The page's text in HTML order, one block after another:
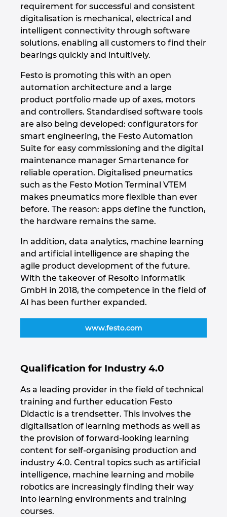
requirement for successful and consistent
digitalisation is mechanical, electrical and
intelligent connectivity through software
solutions, enabling all customers to find their
bearings quickly and intuitively.
Festo is promoting this with an open
automation architecture and a large
product portfolio made up of axes, motors
and controllers. Standardised software tools
are also being developed: configurators for
smart engineering, the Festo Automation
Suite for easy commissioning and the digital
maintenance manager Smartenance for
reliable operation. Digitalised pneumatics
such as the Festo Motion Terminal VTEM
makes pneumatics more flexible than ever
before. The reason: apps define the function,
the hardware remains the same.
In addition, data analytics, machine learning
and artificial intelligence are shaping the
agile product development of the future.
With the takeover of Resolto Informatik
GmbH in 2018, the competence in the field of
AI has been further expanded.
www.festo.com
Qualification for Industry 4.0
As a leading provider in the field of technical
training and further education Festo
Didactic is a trendsetter. This involves the
digitalisation of learning methods as well as
the provision of forward-looking learning
content for self-organising production and
industry 4.0. Central topics such as artificial
intelligence, machine learning and mobile
robotics are increasingly finding their way
into learning environments and training
courses.
Slovenia
South Africa
South Korea
Spain
Sweden
Switzerland
Thailand
Turkey
United Arab Emirates
United Kingdom